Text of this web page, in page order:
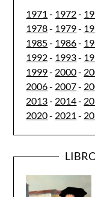
1971 - 1972-
1978- 1979-
1985- 1986-
1992- 1993-
1999- 2000-
2006- 2007-
2013- 2014-
2020- 2021 -